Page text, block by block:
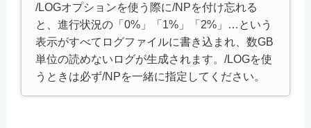
/LOGオプションを使う際に/NPを付け忘れる
と、進行状況の「0%」「1%」「2%」…という
表示がすべてログファイルに書き込まれ、数GB
単位の読めないログが生成されます。/LOGを使
うときは必ず/NPを一緒に指定してください。